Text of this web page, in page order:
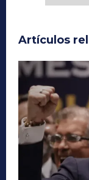
Artículos